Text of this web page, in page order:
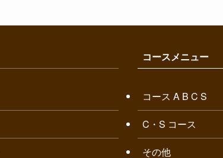
コースメニュー
コース A B C S
C・S コース
その他